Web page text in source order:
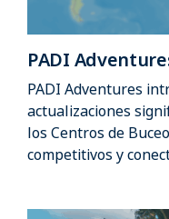
PADI
PADI Adventures
actualizaciones
los Centros de
competitivos y